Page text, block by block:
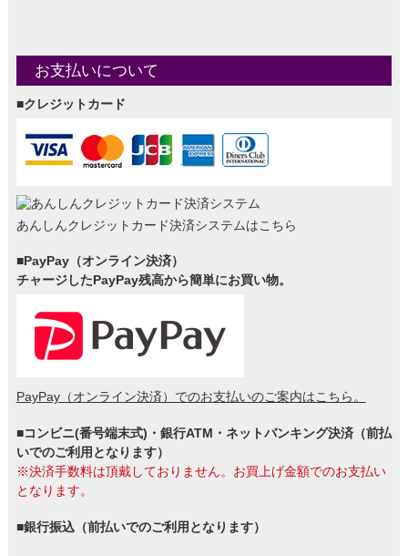
お支払いについて
■クレジットカード
あんしんクレジットカード決済システムはこちら
■PayPay（オンライン決済）
チャージしたPayPay残高から簡単にお買い物。
PayPay（オンライン決済）でのお支払いのご案内はこちら。
■コンビニ(番号端末式)・銀行ATM・ネットバンキング決済（前払
いでのご利用となります）
※決済手数料は頂戴しておりません。お買上げ金額でのお支払い
となります。
■銀行振込（前払いでのご利用となります）